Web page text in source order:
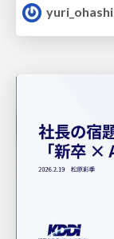
yuri_ohashi